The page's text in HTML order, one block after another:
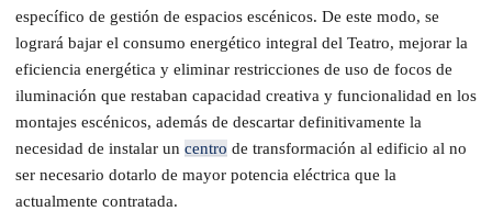
específico de gestión de espacios escénicos. De este modo, se
logrará bajar el consumo energético integral del Teatro, mejorar la
eficiencia energética y eliminar restricciones de uso de focos de
iluminación que restaban capacidad creativa y funcionalidad en los
montajes escénicos, además de descartar definitivamente la
necesidad de instalar un centro de transformación al edificio al no
ser necesario dotarlo de mayor potencia eléctrica que la
actualmente contratada.